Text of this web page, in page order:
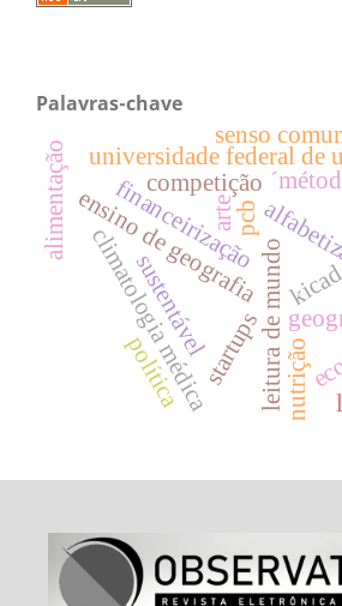
Palavras-chave
ensino de geografialeitura de mundo
climatologia médica
financeirização
startups
universidade federal de
nutrição
alimentação competição
sustentável
pcb
kicad
arte
senso
política